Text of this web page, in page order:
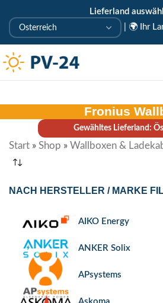
Lieferland
🌍 Ihr
Fronius
Gewähltes Lieferland:
Start » Shop » Wallboxen &
NACH HERSTELLER / MARKE
AIKO Energy
ANKER Solix
APsystems
KOSTENLOSE ABHOLUNG IN
🇦🇹 Uderns/Zillertal/